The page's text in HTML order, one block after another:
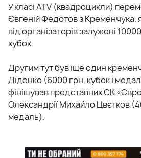
У класі ATV (квадроцикли)
Євгеній Федотов з Кременчука,
від організаторів залужені
кубок.
Другим тут був іще один
Діденко (6000 грн, кубок і
фінішував представник СК
Олександрії Михайло Цвєтков
медаль).